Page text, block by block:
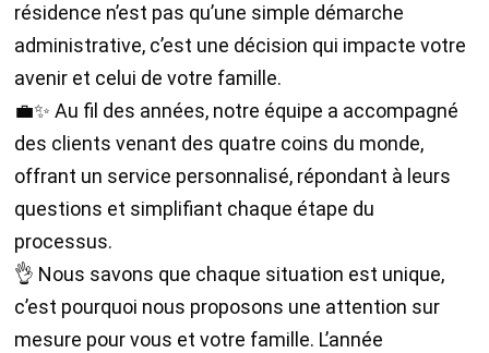
résidence n’est pas qu’une simple démarche
administrative, c’est une décision qui impacte votre
avenir et celui de votre famille.
💼✨ Au fil des années, notre équipe a accompagné
des clients venant des quatre coins du monde,
offrant un service personnalisé, répondant à leurs
questions et simplifiant chaque étape du
processus.
👌 Nous savons que chaque situation est unique,
c’est pourquoi nous proposons une attention sur
mesure pour vous et votre famille. L’année